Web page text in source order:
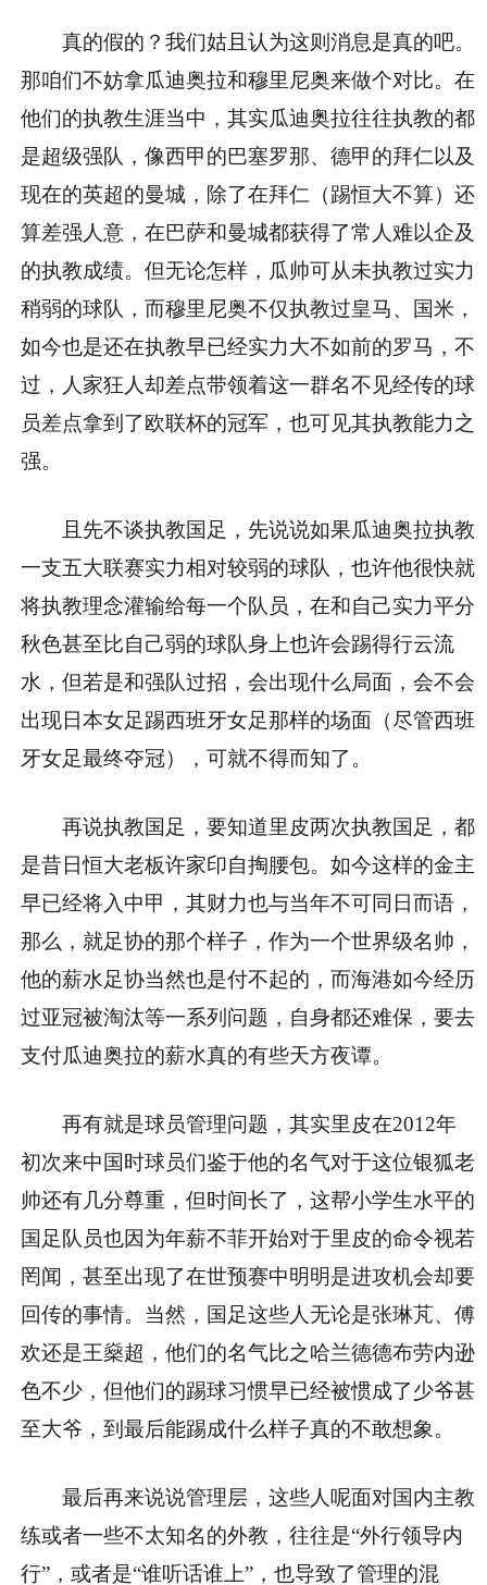
真的假的？我们姑且认为这则消息是真的吧。
那咱们不妨拿瓜迪奥拉和穆里尼奥来做个对比。在
他们的执教生涯当中，其实瓜迪奥拉往往执教的都
是超级强队，像西甲的巴塞罗那、德甲的拜仁以及
现在的英超的曼城，除了在拜仁（踢恒大不算）还
算差强人意，在巴萨和曼城都获得了常人难以企及
的执教成绩。但无论怎样，瓜帅可从未执教过实力
稍弱的球队，而穆里尼奥不仅执教过皇马、国米，
如今也是还在执教早已经实力大不如前的罗马，不
过，人家狂人却差点带领着这一群名不见经传的球
员差点拿到了欧联杯的冠军，也可见其执教能力之
强。
且先不谈执教国足，先说说如果瓜迪奥拉执教
一支五大联赛实力相对较弱的球队，也许他很快就
将执教理念灌输给每一个队员，在和自己实力平分
秋色甚至比自己弱的球队身上也许会踢得行云流
水，但若是和强队过招，会出现什么局面，会不会
出现日本女足踢西班牙女足那样的场面（尽管西班
牙女足最终夺冠），可就不得而知了。
再说执教国足，要知道里皮两次执教国足，都
是昔日恒大老板许家印自掏腰包。如今这样的金主
早已经将入中甲，其财力也与当年不可同日而语，
那么，就足协的那个样子，作为一个世界级名帅，
他的薪水足协当然也是付不起的，而海港如今经历
过亚冠被淘汰等一系列问题，自身都还难保，要去
支付瓜迪奥拉的薪水真的有些天方夜谭。
再有就是球员管理问题，其实里皮在2012年
初次来中国时球员们鉴于他的名气对于这位银狐老
帅还有几分尊重，但时间长了，这帮小学生水平的
国足队员也因为年薪不菲开始对于里皮的命令视若
罔闻，甚至出现了在世预赛中明明是进攻机会却要
回传的事情。当然，国足这些人无论是张琳芃、傅
欢还是王燊超，他们的名气比之哈兰德德布劳内逊
色不少，但他们的踢球习惯早已经被惯成了少爷甚
至大爷，到最后能踢成什么样子真的不敢想象。
最后再来说说管理层，这些人呢面对国内主教
练或者一些不太知名的外教，往往是“外行领导内
行”，或者是“谁听话谁上”，也导致了管理的混